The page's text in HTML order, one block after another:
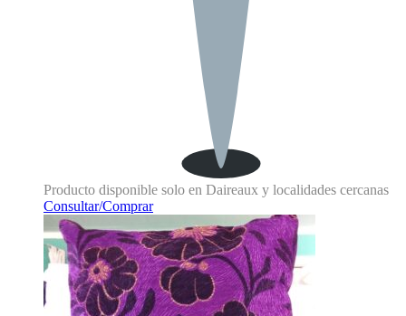
Producto disponible solo en Daireaux y localidades cercanas
Consultar/Comprar